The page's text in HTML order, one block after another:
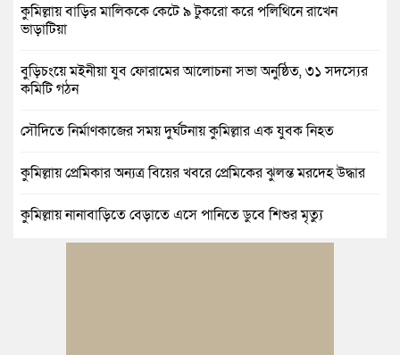
কুমিল্লায় বাড়ির মালিককে কেটে ৯ টুকরো করে পলিথিনে রাখেন
ভাড়াটিয়া
বুড়িচংয়ে মইনীয়া যুব ফোরামের আলোচনা সভা অনুষ্ঠিত, ৩১ সদস্যের
কমিটি গঠন
সৌদিতে নির্মাণকাজের সময় দুর্ঘটনায় কুমিল্লার এক যুবক নিহত
কুমিল্লায় প্রেমিকার অন্যত্র বিয়ের খবরে প্রেমিকের ঝুলন্ত মরদেহ উদ্ধার
কুমিল্লায় নানাবাড়িতে বেড়াতে এসে পানিতে ডুবে শিশুর মৃত্যু